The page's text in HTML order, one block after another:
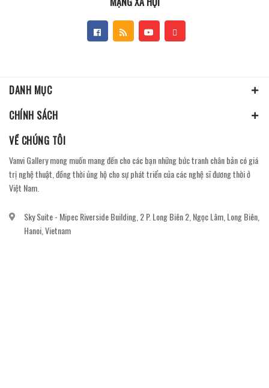
DANH MỤC
CHÍNH SÁCH
VỀ CHÚNG TÔI
Vanvi Gallery mong muốn mang đến cho các bạn những bức tranh chân bản có giá
trị nghệ thuật, đồng thời ủng hộ cho sự phát triển của các nghệ sĩ đương thời ở
Việt Nam.
Sky Suite - Mipec Riverside Building, 2 P. Long Biên 2, Ngọc Lâm, Long Biên,
Hanoi, Vietnam